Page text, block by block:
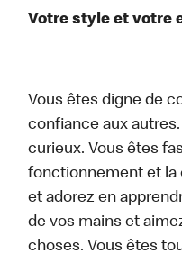
Votre style et votre
Vous êtes digne de
confiance aux
curieux. Vous êtes
fonctionnement et la
et adorez en
de vos mains et
choses. Vous êtes